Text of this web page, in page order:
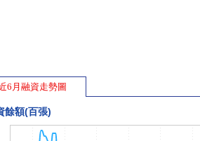
6月融資走勢圖
餘額(百張)